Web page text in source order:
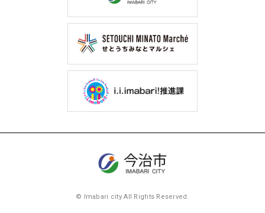
© Imabari city All Rights Reserved.